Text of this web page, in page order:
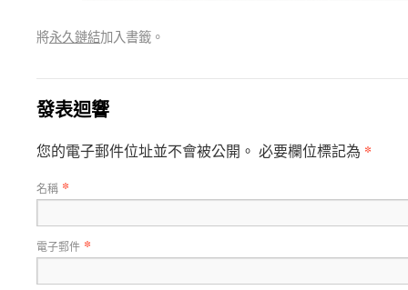
將永久鏈結加入書籤。
發表迴響
您的電子郵件位址並不會被公開。 必要欄位標記為 *
名稱 *
電子郵件 *